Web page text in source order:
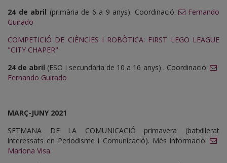
24 de abril (primària de 6 a 9 anys). Coordinació:
Fernando
Guirado
COMPETICIÓ DE CIÈNCIES I ROBÒTICA: FIRST LEGO LEAGUE
"CITY CHAPER"
24 de abril (ESO i secundària de 10 a 16 anys) . Coordinació:
Fernando Guirado
MARÇ-JUNY 2021
SETMANA DE LA COMUNICACIÓ primavera (batxillerat
interessats en Periodisme i Comunicació). Més informació:
Mariona Visa